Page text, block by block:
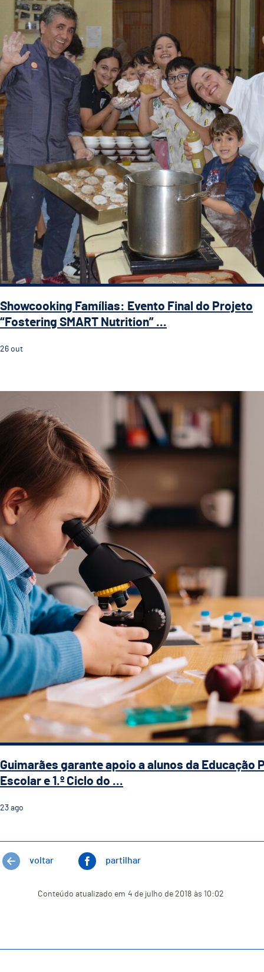
Showcooking Famílias: Evento Final do Projeto
“Fostering SMART Nutrition” ...
26 out
Guimarães garante apoio a alunos da Educação
Guimarães garante apoio a alunos da Educação
Escolar e 1.º Ciclo do ...
23 ago
voltar partilhar
Conteúdo atualizado em 4 de julho de 2018 às 10:02